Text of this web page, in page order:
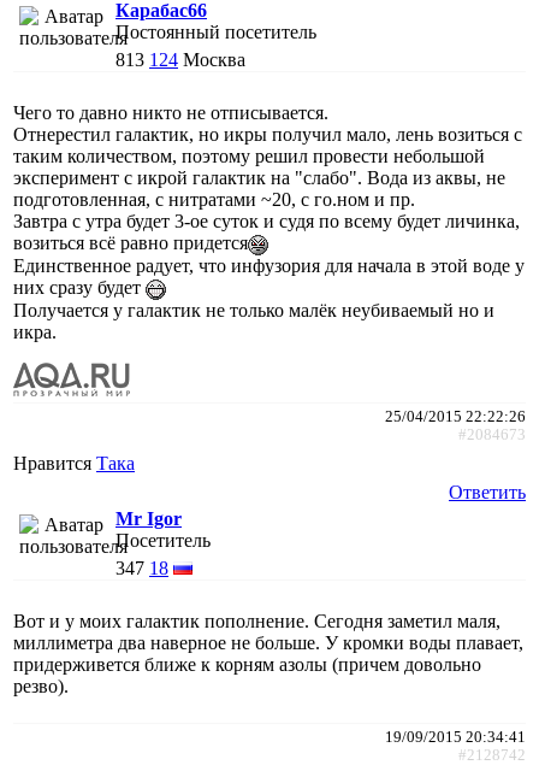
Карабас66
Постоянный посетитель
813 124 Москва
Чего то давно никто не отписывается.
Отнерестил галактик, но икры получил мало, лень возиться с
таким количеством, поэтому решил провести небольшой
эксперимент с икрой галактик на "слабо". Вода из аквы, не
подготовленная, с нитратами ~20, с го.ном и пр.
Завтра с утра будет 3-ое суток и судя по всему будет личинка,
возиться всё равно придется
Единственное радует, что инфузория для начала в этой воде у
них сразу будет
Получается у галактик не только малёк неубиваемый но и
икра.
25/04/2015 22:22:26
#2084673
Нравится Така
Ответить
Mr Igor
Посетитель
347 18
Вот и у моих галактик пополнение. Сегодня заметил маля,
миллиметра два наверное не больше. У кромки воды плавает,
придерживется ближе к корням азолы (причем довольно
резво).
19/09/2015 20:34:41
#2128742